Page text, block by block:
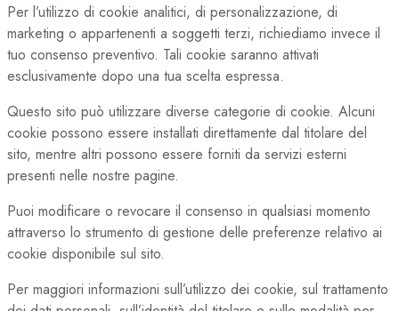
Per l’utilizzo di cookie analitici, di personalizzazione, di
marketing o appartenenti a soggetti terzi, richiediamo invece il
tuo consenso preventivo. Tali cookie saranno attivati
esclusivamente dopo una tua scelta espressa.
Questo sito può utilizzare diverse categorie di cookie. Alcuni
cookie possono essere installati direttamente dal titolare del
sito, mentre altri possono essere forniti da servizi esterni
presenti nelle nostre pagine.
Puoi modificare o revocare il consenso in qualsiasi momento
attraverso lo strumento di gestione delle preferenze relativo ai
cookie disponibile sul sito.
Per maggiori informazioni sull’utilizzo dei cookie, sul trattamento